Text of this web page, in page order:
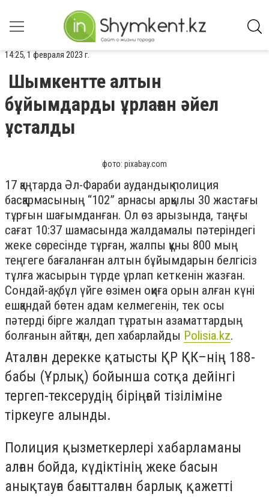
14:25, 1 февраля 2023 г.
Шымкентте алтын
бұйымдарды ұрлаған әйел
ұсталды
фото: pixabay.com
17 қаңтарда Әл-Фараби аудандық полиция
басқармасының “102” арнасы арқылы 30 жастағы
тұрғын шағымданған. Ол өз арызында, таңғы
сағат 10:37 шамасында жалдамалы пәтеріндегі
жеке сөресінде тұрған, жалпы құны 800 мың
теңгеге бағаланған алтын бұйымдарын белгісіз
тұлға жасырын түрде ұрлап кеткенін жазған.
Сондай-ақ, бұл үйге өзімен оқиға орын алған күні
ешқандай бөтен адам келмегенін, тек осы
пәтерді бірге жалдап тұратын азаматтардың
болғанын айтқан, деп хабарлайды Polisia.kz.
Аталған дерекке қатысты ҚР ҚК–нің 188-
бабы (Ұрлық) бойынша сотқа дейінгі
тергеп-тексерудің біріңғай тізіліміне
тіркеуге алынды.
Полиция қызметкерлері хабарламаны
алған бойда, күдіктінің жеке басын
анықтауға бағытталған барлық қажетті